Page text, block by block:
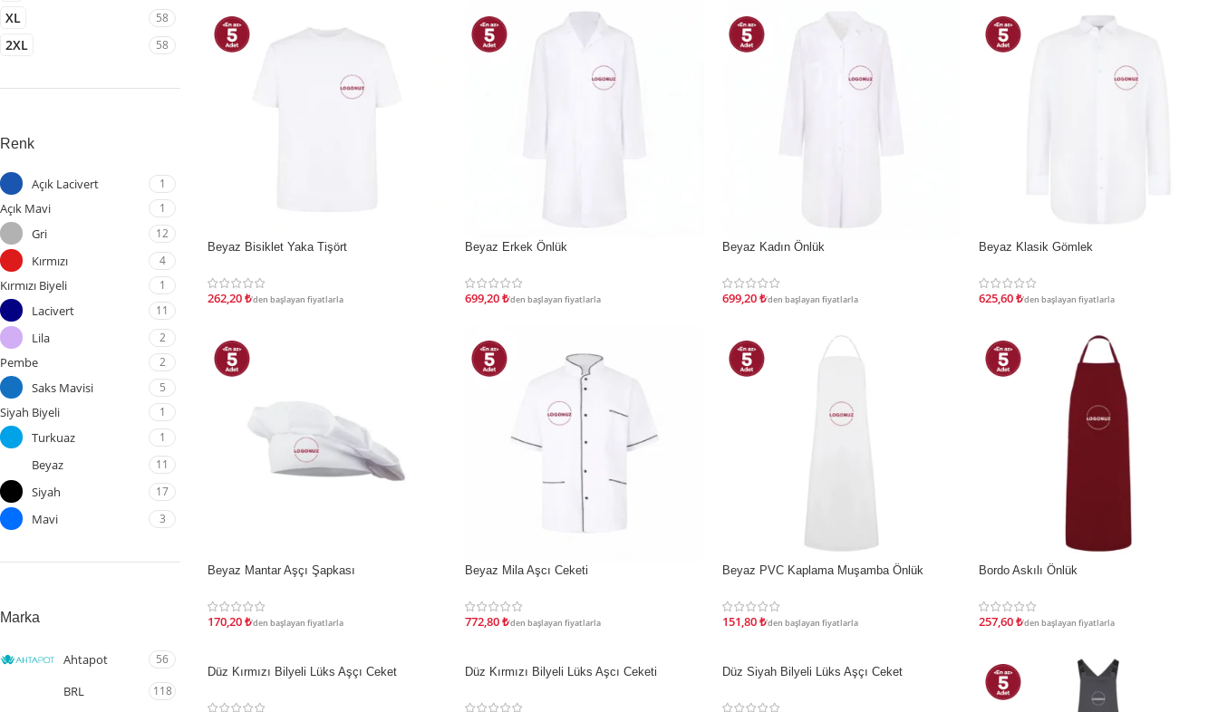
XL 58
2XL 58
Renk
Açık Lacivert 1
Açık Mavi 1
Gri 12
Kırmızı 4
Kırmızı Biyeli 1
Lacivert 11
Lila 2
Pembe 2
Saks Mavisi 5
Siyah Biyeli 1
Turkuaz 1
Beyaz 11
Siyah 17
Mavi 3
Marka
Ahtapot 56
BRL 118
İNDIRIM
Beyaz Bisiklet Yaka Tişört
262,20₺'den başlayan fiyatlarla
İNDIRIM
Beyaz Erkek Önlük
699,20₺'den başlayan fiyatlarla
İNDIRIM
Beyaz Kadın Önlük
699,20₺'den başlayan fiyatlarla
İNDIRIM
Beyaz Klasik Gömlek
625,60₺'den başlayan fiyatlarla
İNDIRIM
Beyaz Mantar Aşçı Şapkası
170,20₺'den başlayan fiyatlarla
İNDIRIM
Beyaz Mila Aşcı Ceketi
772,80₺'den başlayan fiyatlarla
İNDIRIM
Beyaz PVC Kaplama Muşamba Önlük
151,80₺'den başlayan fiyatlarla
İNDIRIM
Bordo Askılı Önlük
257,60₺'den başlayan fiyatlarla
İNDIRIM
Düz Kırmızı Bilyeli Lüks Aşçı Ceket İNDIRIM
Düz Kırmızı Bilyeli Lüks Aşcı Ceketi İNDIRIM
Düz Siyah Bilyeli Lüks Aşçı Ceket